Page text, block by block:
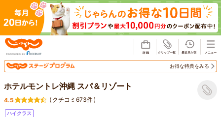
お得な特典をみる
ホテルモントレ沖縄 スパ＆リゾート
4.5 ( クチコミ673件)
ハイクラス